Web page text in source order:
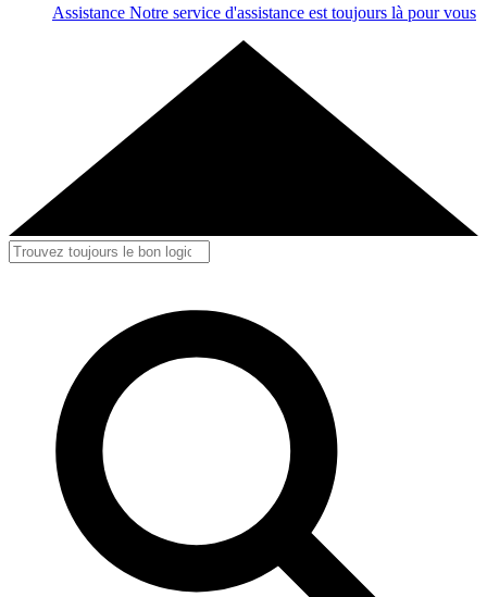
Assistance Notre service d'assistance est toujours là pour vous